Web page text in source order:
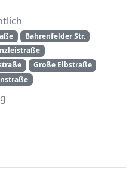
Bahrenfelder Str.
Große Elbstraße